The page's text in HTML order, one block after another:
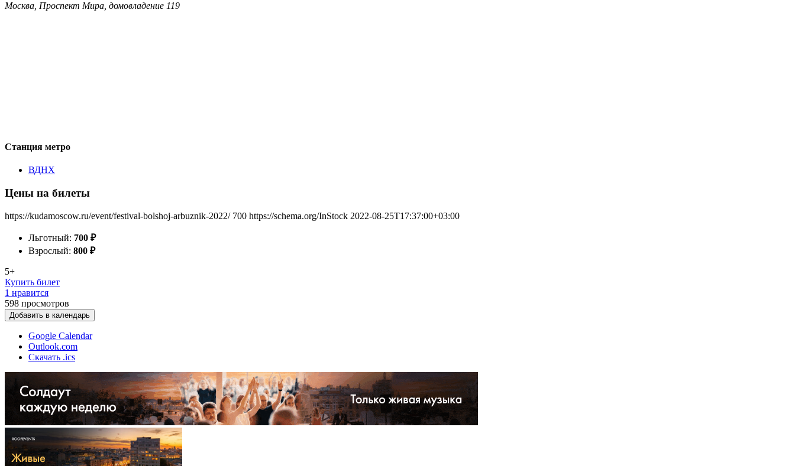
Москва, Проспект Мира, домовладение 119
Станция метро
ВДНХ
Цены на билеты
https://kudamoscow.ru/event/festival-bolshoj-arbuznik-2022/ 700 https://schema.org/InStock 2022-08-25T17:37:00+03:00
Льготный: 700 ₽
Взрослый: 800 ₽
5+
Купить билет
1 нравится
598 просмотров
Добавить в календарь
Google Calendar
Outlook.com
Скачать .ics